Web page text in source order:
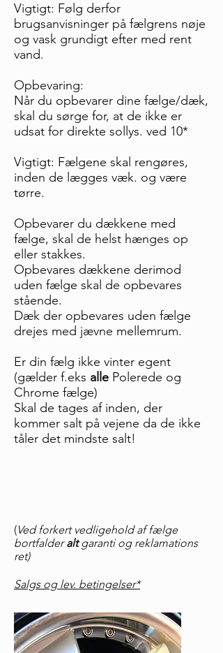
Vigtigt: Følg derfor
brugsanvisninger på fælgrens nøje
og vask grundigt efter med rent
vand.
Opbevaring:
Når du opbevarer dine fælge/dæk,
skal du sørge for, at de ikke er
udsat for direkte sollys. ved 10*
Vigtigt: Fælgene skal rengøres,
inden de lægges væk. og være
tørre.
Opbevarer du dækkene med
fælge, skal de helst hænges op
eller stakkes.
Opbevares dækkene derimod
uden fælge skal de opbevares
stående.
Dæk der opbevares uden fælge
drejes med jævne mellemrum.
Er din fælg ikke vinter egent
(gælder f.eks alle Polerede og
Chrome fælge)
Skal de tages af inden, der
kommer salt på vejene da de ikke
tåler det mindste salt!
(Ved forkert vedligehold af fælge
bortfalderaltgaranti og reklamations
ret)
Salgs og lev. betingelser*